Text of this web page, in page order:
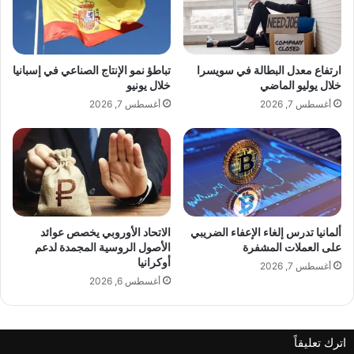
المتحدة نفسها، وبالتالي سيتم ضمان الحماية
بشكل تلقائي، علاوة على ذلك، كان يعتقد أن
الإنفاق العسكري المرتفع من واشنطن لا يتعلق
فقط بأوروبا، بل بالدور العالمي للولايات المتحدة”.
وأشار إلى أن كل هذا أدى إلى قيام أوروبا بالتقليل
من عمق السخط في الولايات المتحدة، واليوم،
ينبغي النظر إلى تصريحات ترامب باعتبارها إشارة
الأمن الأوروبي الأطلسي.
ج
د
ي
د
ل
ل
م
ا
ر
ك
ب
ر
د
ق
ب
ل
ن
ت
ب
د
أ
ارتفاع معدل البطالة في سويسرا
خلال يوليو الماضي
أغسطس 7, 2026
تباطؤ نمو الإنتاج الصناعي في إسبانيا
خلال يونيو
أغسطس 7, 2026
ألمانيا تدرس إلغاء الإعفاء الضريبي
على العملات المشفرة
أغسطس 7, 2026
الاتحاد الأوروبي يخصص عوائد
الأصول الروسية المجمدة لدعم
أوكرانيا
أغسطس 6, 2026
اترك تعليقاً